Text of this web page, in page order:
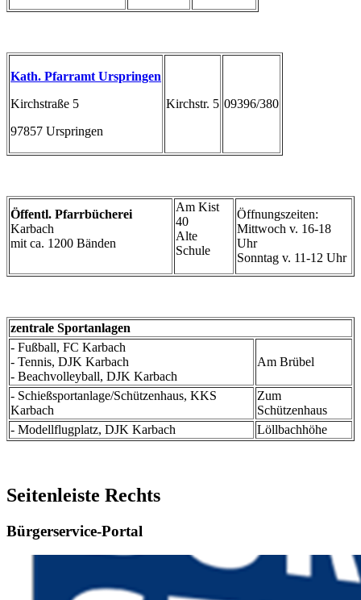
Kath. Pfarramt Urspringen
Kirchstraße 5
97857 Urspringen
Kirchstr. 5 09396/380
Öffentl. Pfarrbücherei
Karbach
mit ca. 1200 Bänden
Am Kist
40
Alte
Schule
Öffnungszeiten:
Mittwoch v. 16-18
Uhr
Sonntag v. 11-12 Uhr
zentrale Sportanlagen
- Fußball, FC Karbach
- Tennis, DJK Karbach
- Beachvolleyball, DJK Karbach
Am Brübel
- Schießsportanlage/Schützenhaus, KKS
Karbach
Zum
Schützenhaus
- Modellflugplatz, DJK Karbach
Löllbachhöhe
Seitenleiste Rechts
Bürgerservice-Portal